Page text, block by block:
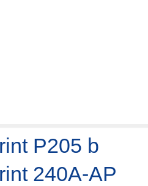
P205 b
240A-AP